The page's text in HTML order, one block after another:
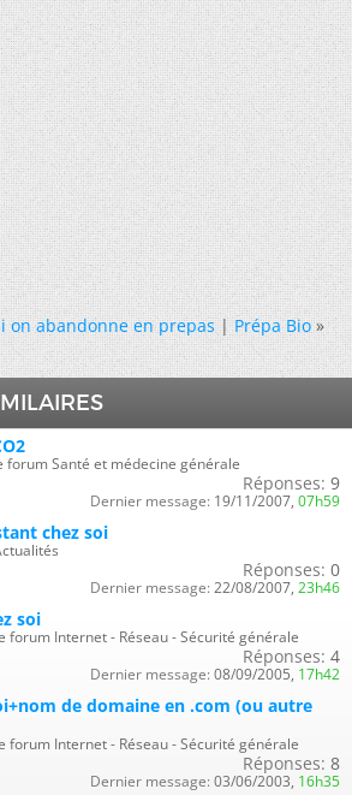
on abandonne en prepas|Prépa Bio »
forum Santé et médecine générale
Réponses: 9
Dernier message: 19/11/2007, 07h59
chez soi
Réponses: 0
Dernier message: 22/08/2007, 23h46
soi
forum Internet - Réseau - Sécurité générale
Réponses: 4
Dernier message: 08/09/2005, 17h42
de domaine en .com (ou autre
forum Internet - Réseau - Sécurité générale
Réponses: 8
Dernier message: 03/06/2003, 16h35